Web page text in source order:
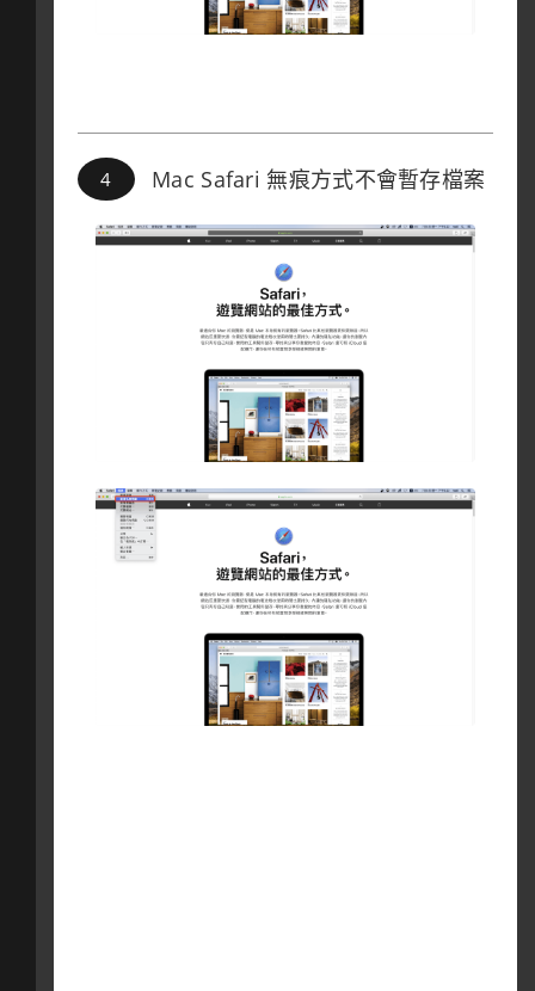
Mac Safari 無痕方式不會暫存檔案